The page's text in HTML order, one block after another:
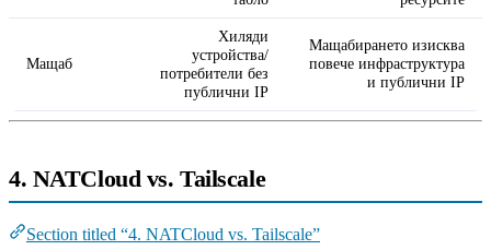
Мащаб
Хиляди
устройства/
потребители без
публични IP
Мащабирането изисква
повече инфраструктура
и публични IP
4. NATCloud vs. Tailscale
Section titled “4. NATCloud vs. Tailscale”